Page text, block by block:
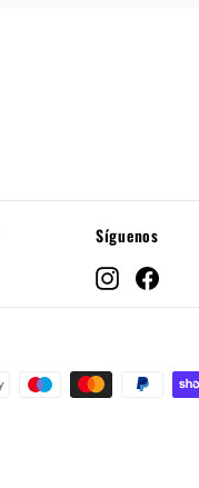
Síguenos
InstagramFacebook